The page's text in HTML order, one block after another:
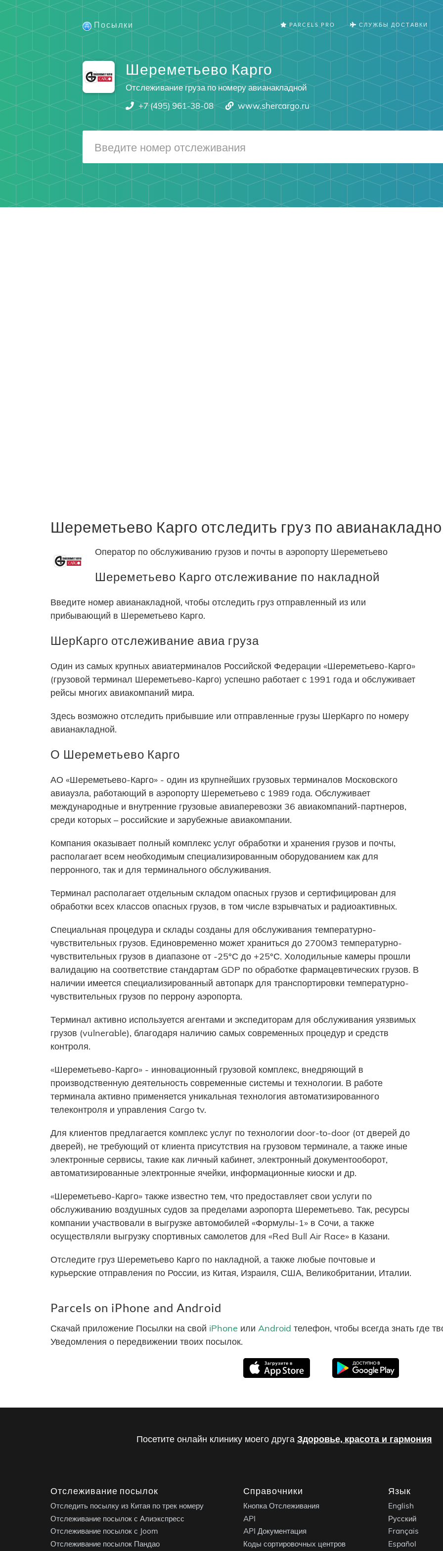
Посылки PARCELS PRO СЛУЖБЫ ДОСТАВКИ
Шереметьево Карго
Отслеживание груза по номеру авианакладной
+7 (495) 961-38-08
www.shercargo.ru
Шереметьево Карго отследить груз по
Оператор по обслуживанию грузов и почты в аэропорту Шереметьево
Шереметьево Карго отслеживание по накладной
Введите номер авианакладной, чтобы отследить груз отправленный из или
прибывающий в Шереметьево Карго.
ШерКарго отслеживание авиа груза
Один из самых крупных авиатерминалов Российской Федерации «Шереметьево-Карго»
(грузовой терминал Шереметьево-Карго) успешно работает с 1991 года и обслуживает
рейсы многих авиакомпаний мира.
Здесь возможно отследить прибывшие или отправленные грузы ШерКарго по номеру
авианакладной.
О Шереметьево Карго
АО «Шереметьево-Карго» - один из крупнейших грузовых терминалов Московского
авиаузла, работающий в аэропорту Шереметьево с 1989 года. Обслуживает
международные и внутренние грузовые авиаперевозки 36 авиакомпаний-партнеров,
среди которых – российские и зарубежные авиакомпании.
Компания оказывает полный комплекс услуг обработки и хранения грузов и почты,
располагает всем необходимым специализированным оборудованием как для
перронного, так и для терминального обслуживания.
Терминал располагает отдельным складом опасных грузов и сертифицирован для
обработки всех классов опасных грузов, в том числе взрывчатых и радиоактивных.
Специальная процедура и склады созданы для обслуживания температурно-
чувствительных грузов. Единовременно может храниться до 2700м3 температурно-
чувствительных грузов в диапазоне от -25°С до +25°С. Холодильные камеры прошли
валидацию на соответствие стандартам GDP по обработке фармацевтических грузов. В
наличии имеется специализированный автопарк для транспортировки температурно-
чувствительных грузов по перрону аэропорта.
Терминал активно используется агентами и экспедиторам для обслуживания уязвимых
грузов (vulnerable), благодаря наличию самых современных процедур и средств
контроля.
«Шереметьево-Карго» - инновационный грузовой комплекс, внедряющий в
производственную деятельность современные системы и технологии. В работе
терминала активно применяется уникальная технология автоматизированного
телеконтроля и управления Cargo tv.
Для клиентов предлагается комплекс услуг по технологии door-to-door (от дверей до
дверей), не требующий от клиента присутствия на грузовом терминале, а также иные
электронные сервисы, такие как личный кабинет, электронный документооборот,
автоматизированные электронные ячейки, информационные киоски и др.
«Шереметьево-Карго» также известно тем, что предоставляет свои услуги по
обслуживанию воздушных судов за пределами аэропорта Шереметьево. Так, ресурсы
компании участвовали в выгрузке автомобилей «Формулы-1» в Сочи, а также
осуществляли выгрузку спортивных самолетов для «Red Bull Air Race» в Казани.
Отследите груз Шереметьево Карго по накладной, а также любые почтовые и
курьерские отправления по России, из Китая, Израиля, США, Великобритании, Италии.
Parcels on iPhone and Android
Скачай приложение Посылки на свой iPhone или Android телефон, чтобы всегда знать где
Уведомления о передвижении твоих посылок.
Посетите онлайн клинику моего друга Здоровье, красота и гармония
Отслеживание посылок
Отследить посылку из Китая по трек номеру
Отслеживание посылок с Алиэкспресс
Отслеживание посылок с Joom
Отслеживание посылок Пандао
Справочники
Кнопка Отслеживания
API
API Документация
Коды сортировочных центров
Язык
English
Русский
Français
Español